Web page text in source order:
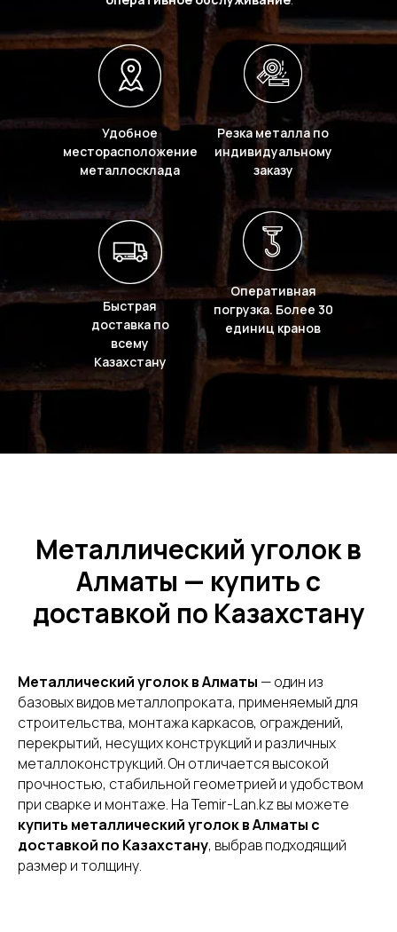
Оперативная
погрузка. Более 30
единиц кранов
Быстрая
доставка по
всему
Казахстану
Резка металла по
индивидуальному
заказу
Удобное
месторасположение
металлосклада
Металлический уголок в
Алматы — купить с
доставкой по Казахстану
Металлический уголок в Алматы — один из
базовых видов металлопроката, применяемый для
строительства, монтажа каркасов, ограждений,
перекрытий, несущих конструкций и различных
металлоконструкций. Он отличается высокой
прочностью, стабильной геометрией и удобством
при сварке и монтаже. На Temir-Lan.kz вы можете
купить металлический уголок в Алматы с
доставкой по Казахстану, выбрав подходящий
размер и толщину.